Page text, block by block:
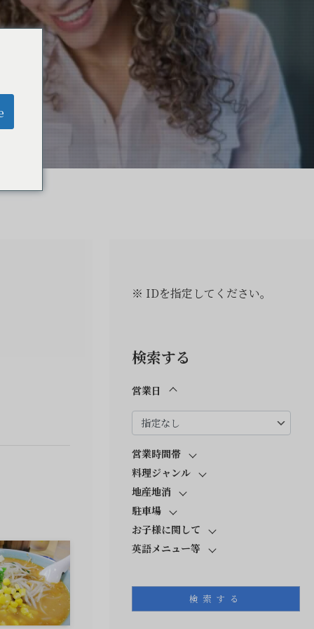
※ IDを指定してください。
検索する
営業日
営業時間帯
料理ジャンル
地産地消
駐車場
お子様に関して
英語メニュー等
検索する